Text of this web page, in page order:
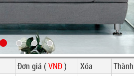
Đơn giá (VNĐ) Xóa